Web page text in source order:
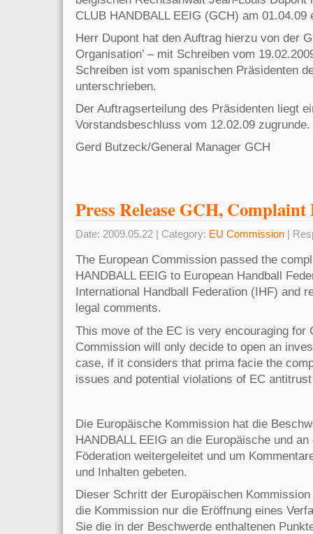
CLUB HANDBALL EEIG (GCH) am 01.04.09
Herr Dupont hat den Auftrag hierzu von der
Organisation’ – mit Schreiben vom
Schreiben ist vom spanischen Präsidenten
unterschrieben.
Der Auftragserteilung des Präsidenten liegt
Vorstandsbeschluss vom 12.02.09 zugrunde.
Gerd Butzeck/General Manager GCH
Press Release GCH, Complaint
Date: 2009.05.22 | Category: EU Commission |
The European Commission passed the
HANDBALL EEIG to European Handball
International Handball Federation (IHF) and
legal comments.
This move of the EC is very encouraging for
Commission will only decide to open an
case, if it considers that prima facie the
issues and potential violations of EC
Die Europäische Kommission hat die
HANDBALL EEIG an die Europäische und
Föderation weitergeleitet und um
und Inhalten gebeten.
Dieser Schritt der Europäischen
die Kommission nur die Eröffnung eines
Sie die in der Beschwerde enthaltenen